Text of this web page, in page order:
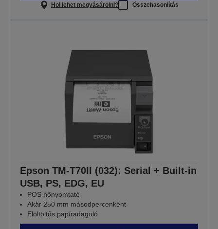
Hol lehet megvásárolni? Összehasonlítás
Epson TM-T70II (032): Serial + Built-in
USB, PS, EDG, EU
POS hőnyomtató
Akár 250 mm másodpercenként
Elöltöltős papíradagoló